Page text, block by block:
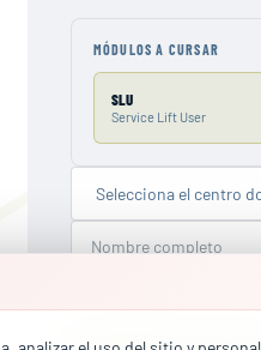
MÓDULOS A CURSAR
SLU
Service Lift User